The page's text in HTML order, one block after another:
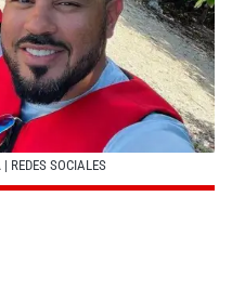
| REDES SOCIALES